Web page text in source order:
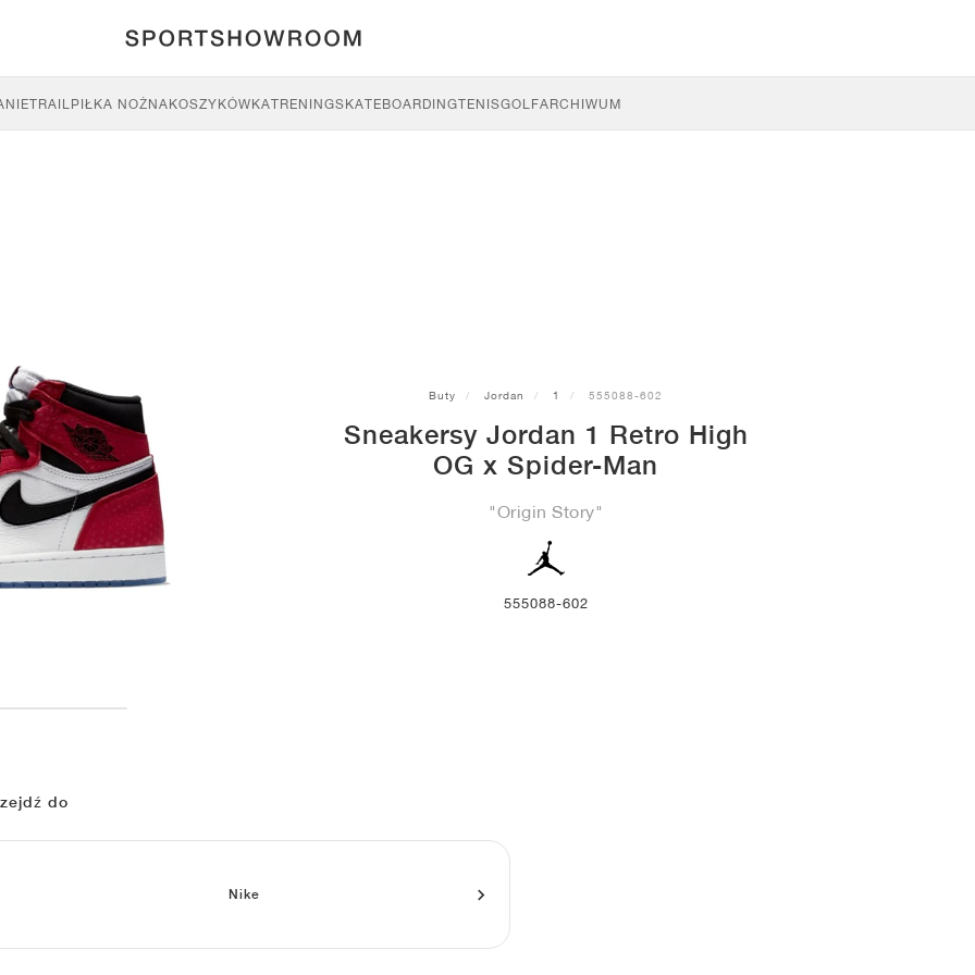
TRAILPIŁKA NOŻNAKOSZYKÓWKATRENINGSKATEBOARDINGTENISGOLFARCHIWUM
Buty Jordan 1 555088-602
Sneakersy Jordan 1 Retro High
OG x Spider-Man
"Origin Story"
555088-602
do
Nike